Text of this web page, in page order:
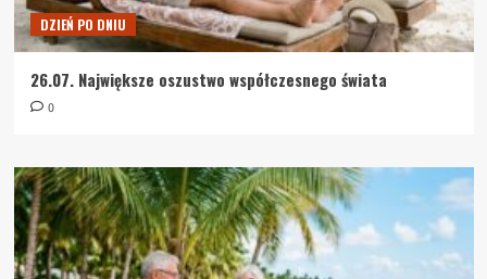
DZIEŃ PO DNIU
26.07. Największe oszustwo współczesnego świata
0